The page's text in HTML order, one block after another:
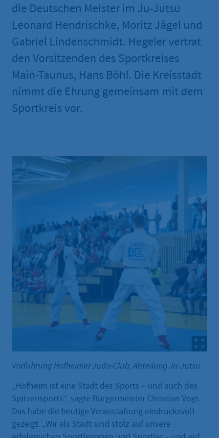
die Deutschen Meister im Ju-Jutsu
Leonard Hendrischke, Moritz Jägel und
Gabriel Lindenschmidt. Hegeler vertrat
den Vorsitzenden des Sportkreises
Main-Taunus, Hans Böhl. Die Kreisstadt
nimmt die Ehrung gemeinsam mit dem
Sportkreis vor.
Vorführung Hofheimer Judo-Club, Abteilung Ju-Jutsu
„Hofheim ist eine Stadt des Sports – und auch des
Spitzensports“, sagte Bürgermeister Christian Vogt.
Das habe die heutige Veranstaltung eindrucksvoll
gezeigt. „Wir als Stadt sind stolz auf unsere